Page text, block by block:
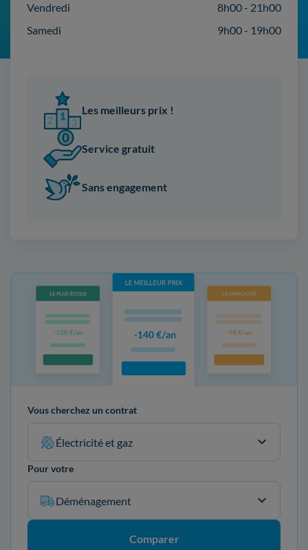
Vendredi
8h00 - 21h00
Samedi
9h00 - 19h00
Les meilleurs prix !
Service gratuit
Sans engagement
Vous cherchez un contrat
Électricité et gaz
Pour votre
Déménagement
Comparer